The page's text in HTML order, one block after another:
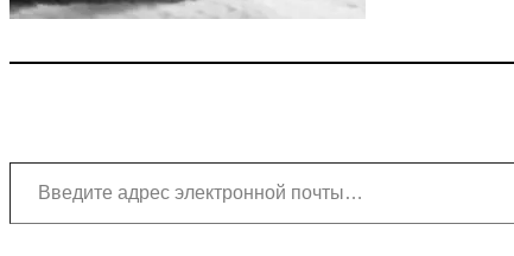
Введите адрес электронной почты…